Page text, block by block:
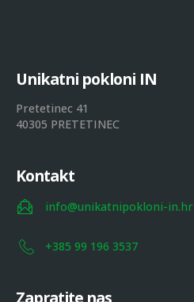
Unikatni pokloni IN
Pretetinec 41
40305 PRETETINEC
Kontakt
info@unikatnipokloni-in.hr
+385 99 196 3537
Zapratite nas